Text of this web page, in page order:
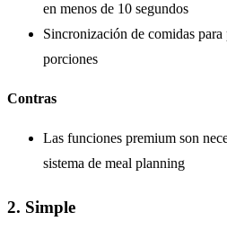
en menos de 10 segundos
Sincronización de comidas para
porciones
Contras
Las funciones premium son
sistema de meal planning
2. Simple